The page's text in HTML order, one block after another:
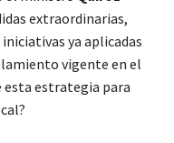
extraordinarias,
ya aplicadas
vigente en el
esta estrategia para